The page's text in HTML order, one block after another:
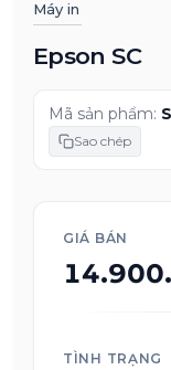
Máy in
Epson SC
Mã sản phẩm:
Sao chép
GIÁ BÁN
TÌNH TRẠNG